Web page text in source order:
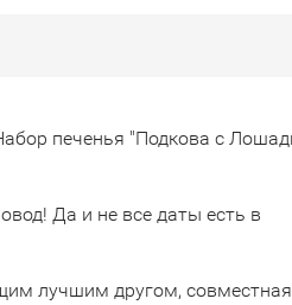
печенья "Подкова с
Да и не все даты есть в
лучшим другом, совместная